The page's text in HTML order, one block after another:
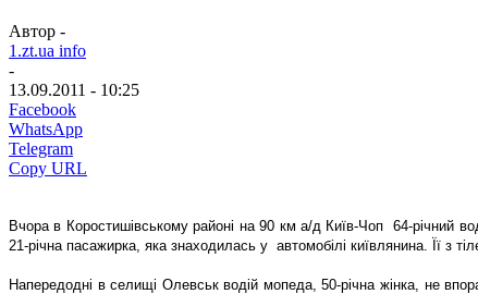
Автор -
1.zt.ua info
-
13.09.2011 - 10:25
Facebook
WhatsApp
Telegram
Copy URL
Вчора в Коростишівському районі на 90 км а/д Київ-Чоп 64-річний
21-річна пасажирка, яка знаходилась у автомобілі київлянина. Її з
Напередодні в селищі Олевськ водій мопеда, 50-річна жінка, не